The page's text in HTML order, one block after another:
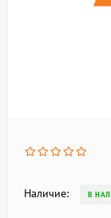
Наличие: В